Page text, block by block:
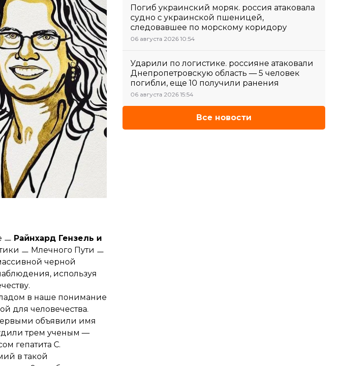
получит
прямым
ученый не верил в то,
но оно до сих пор
ㅡ Райнхард Гензель и
ㅡ Млечного Пути ㅡ
черной
используя
в наше понимание
для человечества.
объявили имя
трем ученым —
гепатита С.
в такой
Погиб украинский моряк. россия атаковала
судно с украинской пшеницей,
следовавшее по морскому коридору
06 августа 2026 10:54
Ударили по логистике. россияне атаковали
Днепропетровскую область — 5 человек
погибли, еще 10 получили ранения
06 августа 2026 15:54
Все новости